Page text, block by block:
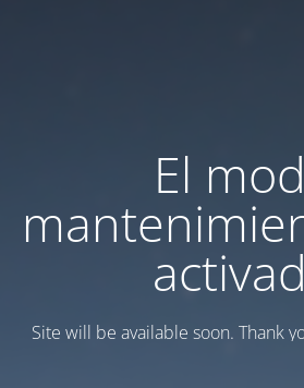
El
Site will be available soon. Thank